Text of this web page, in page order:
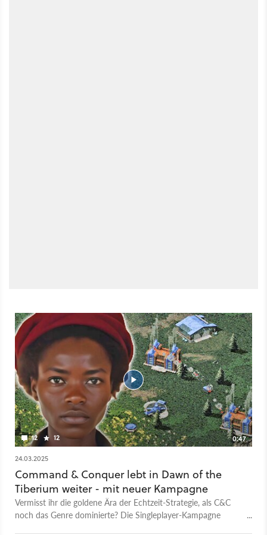
12 12
0:47
24.03.2025
Command & Conquer lebt in Dawn of the
Tiberium weiter - mit neuer Kampagne
Vermisst ihr die goldene Ära der Echtzeit-Strategie, als C&C
noch das Genre dominierte? Die Singleplayer-Kampagne